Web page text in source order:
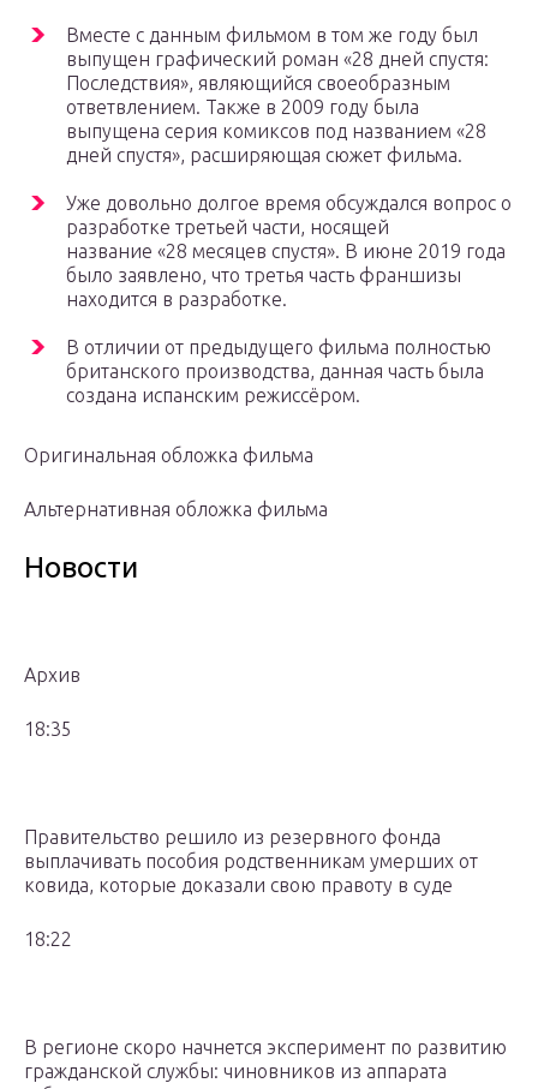
Вместе с данным фильмом в том же году был
выпущен графический роман «28 дней спустя:
Последствия», являющийся своеобразным
ответвлением. Также в 2009 году была
выпущена серия комиксов под названием «28
дней спустя», расширяющая сюжет фильма.
Уже довольно долгое время обсуждался вопрос о
разработке третьей части, носящей
название «28 месяцев спустя». В июне 2019 года
было заявлено, что третья часть франшизы
находится в разработке.
В отличии от предыдущего фильма полностью
британского производства, данная часть была
создана испанским режиссёром.
Оригинальная обложка фильма
Альтернативная обложка фильма
Новости
Архив
18:35
Правительство решило из резервного фонда
выплачивать пособия родственникам умерших от
ковида, которые доказали свою правоту в суде
18:22
В регионе скоро начнется эксперимент по развитию
гражданской службы: чиновников из аппарата